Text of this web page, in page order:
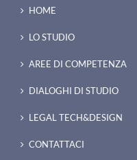
HOME
LO STUDIO
AREE DI COMPETENZA
DIALOGHI DI STUDIO
LEGAL TECH&DESIGN
CONTATTACI